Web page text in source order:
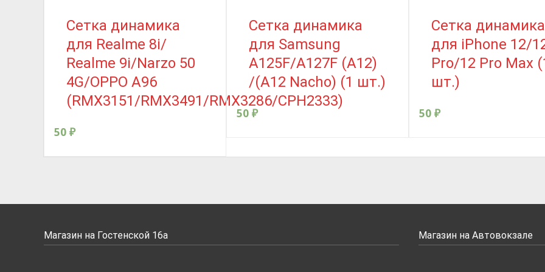
Сетка динамика
для Realme 8i/
Realme 9i/Narzo 50
4G/OPPO A96
(RMX3151/RMX3491/RMX3286/CPH2333)
50 ₽
Сетка динамика
для Samsung
A125F/A127F (A12)
/(A12 Nacho) (1 шт.)
50 ₽
Сетка динамика
для iPhone 12/
Pro/12 Pro Max
шт.)
50 ₽
Магазин на Гостенской 16а Магазин на Автовокзале